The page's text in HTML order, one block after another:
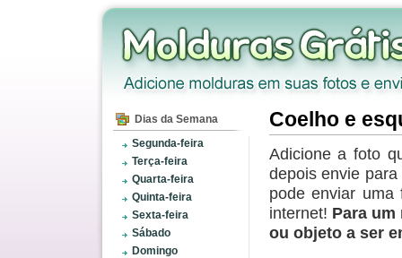
Dias da Semana
Segunda-feira
Terça-feira
Quarta-feira
Quinta-feira
Sexta-feira
Sábado
Domingo
Coelho e
Adicione a foto
depois envie
pode enviar
internet! Para
ou objeto a ser